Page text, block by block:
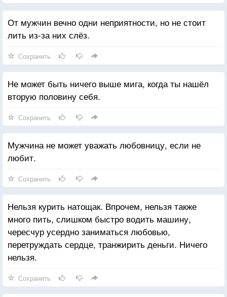
От мужчин вечно одни неприятности, но не стоит
лить из-за них слёз.
Сохранить
Не может быть ничего выше мига, когда ты нашёл
вторую половину себя.
Сохранить
Мужчина не может уважать любовницу, если не
любит.
Сохранить
Нельзя курить натощак. Впрочем, нельзя также
много пить, слишком быстро водить машину,
чересчур усердно заниматься любовью,
перетруждать сердце, транжирить деньги. Ничего
нельзя.
Сохранить